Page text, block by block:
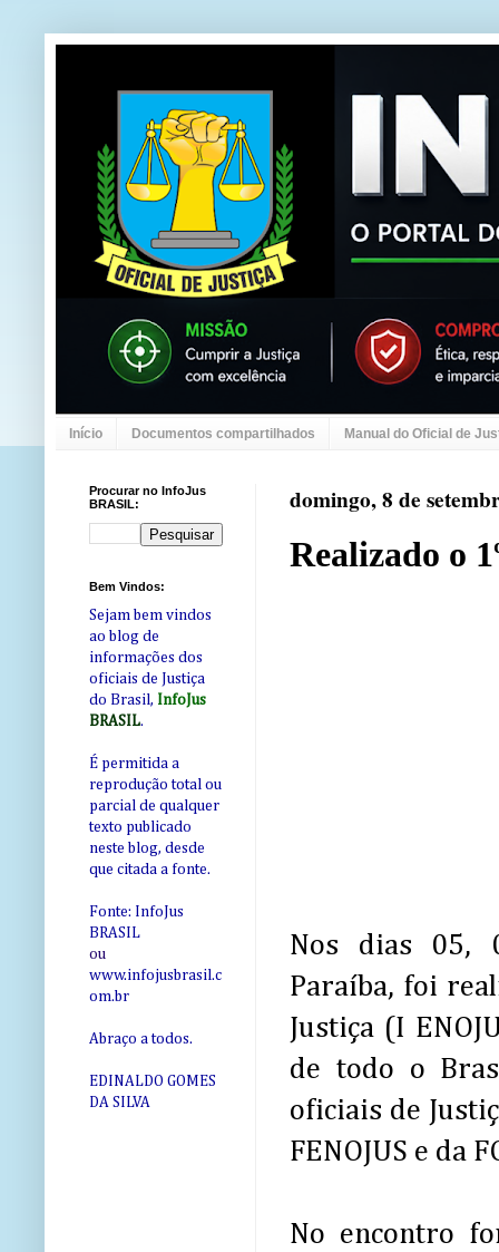
Início Documentos compartilhados Manual do Oficial de
domingo, 8 de
Realizado o
Nos dias 05,
Paraíba, foi
Justiça (I
de todo o
oficiais de
FENOJUS e da
No encontro
Procurar no InfoJus
BRASIL:
Bem Vindos:
Sejam bem vindos
ao blog de
informações dos
oficiais de Justiça
do Brasil, InfoJus
BRASIL.
É permitida a
reprodução total ou
parcial de qualquer
texto publicado
neste blog, desde
que citada a fonte.
Fonte: InfoJus
BRASIL
ou
www.infojusbrasil.c
om.br
Abraço a todos.
EDINALDO GOMES
DA SILVA